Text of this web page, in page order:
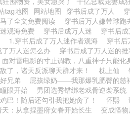
tag地图 网站地图 穿书后成了万人
了全文免费阅读
穿书后万人嫌带球跑
观海免费
穿书后成万人迷 穿书后
1.穿书后成了万人迷作者观海 穿书后
了万人迷怎么办 穿书后成了万人迷的推
面对雷电影的寸止调教，八重神子只能化
了，诸天反派聊天群才来！
枕上仙
兄弟
屁孩绿奶——我那爆乳肥臀的慈
眼开始
男团选秀错绑老戏骨逆袭系统
巴！随后还勾引我把她肏了！
怀熙
天：从拿捏墨府女眷开始长生 变成怪